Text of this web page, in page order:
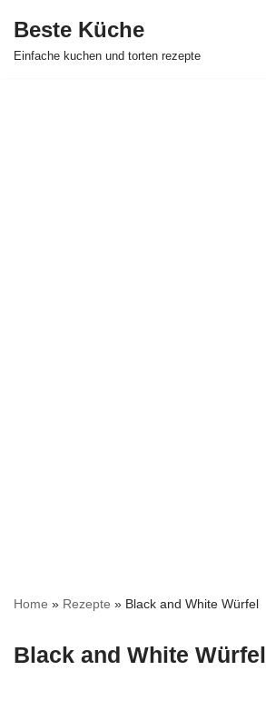
Zum
Beste Küche
Einfache kuchen und torten rezepte
Home » Rezepte » Black and White Würfel
Black and White Würfel